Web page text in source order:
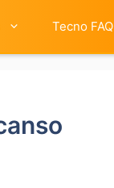
Tecno FAQ